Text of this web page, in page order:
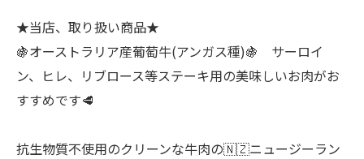
★当店、取り扱い商品★
🍇オーストラリア産葡萄牛(アンガス種)🍇 サーロイ
ン、ヒレ、リブロース等ステーキ用の美味しいお肉がお
すすめです🥩
抗生物質不使用のクリーンな牛肉の🇳🇿ニュージーラン